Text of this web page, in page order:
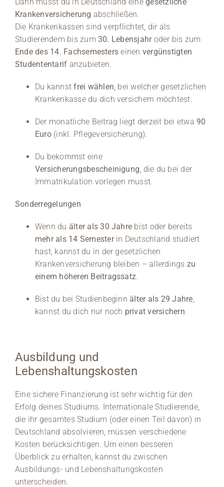
Krankenversicherung abschließen.
Die Krankenkassen sind verpflichtet, dir als
Studierendem bis zum30. Lebensjahroder bis zum
Ende des 14. Fachsemesters einen vergünstigten
Studententarif anzubieten.
Du kannstfrei wählen , bei welcher gesetzlichen
Krankenkasse du dich versichern möchtest.
Der monatliche Beitrag liegt derzeit bei etwa90
Euro(inkl. Pflegeversicherung).
Du bekommst eine
Versicherungsbescheinigung , die du bei der
Immatrikulation vorlegen musst.
Sonderregelungen
Wenn du älter als 30 Jahre bist oder bereits
mehr als 14 Semesterin Deutschland studiert
hast, kannst du in der gesetzlichen
Krankenversicherung bleiben – allerdings zu
einem höheren Beitragssatz.
Bist du bei Studienbeginn älter als 29 Jahre
kannst du dich nur noch privat versichern.
Ausbildung und
Lebenshaltungskosten
Eine sichere Finanzierung ist sehr wichtig für den
Erfolg deines Studiums. Internationale Studierende,
die ihr gesamtes Studium (oder einen Teil davon) in
Deutschland absolvieren, müssen verschiedene
Kosten berücksichtigen. Um einen besseren
Überblick zu erhalten, kannst du zwischen
Ausbildungs- und Lebenshaltungskosten
unterscheiden.